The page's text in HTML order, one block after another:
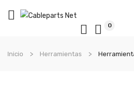
0
Inicio Herramientas